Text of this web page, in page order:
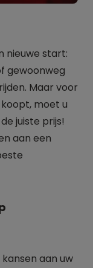
nieuwe start:
gewoonweg
Maar voor
moet u
juiste prijs!
aan een
aan uw